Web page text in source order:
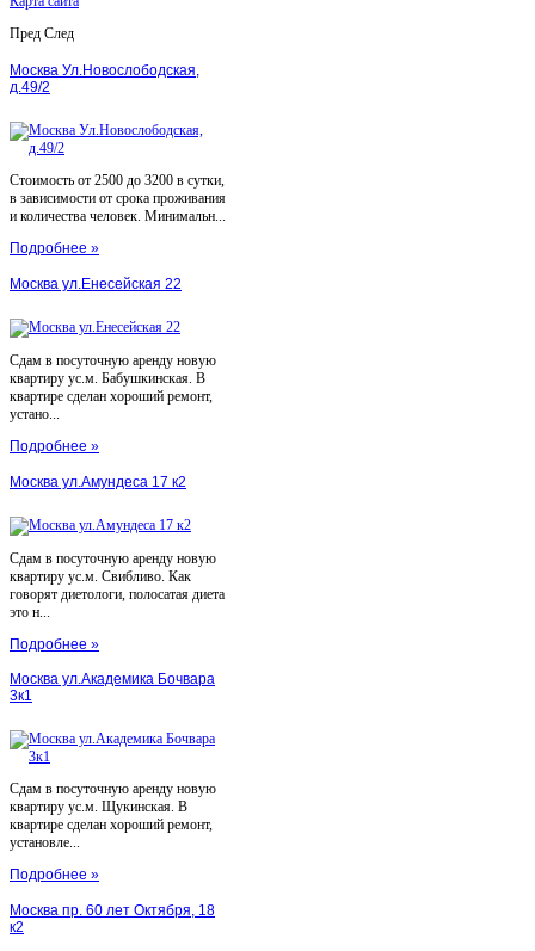
Пред След
Москва Ул.Новослободская,
д.49/2
Стоимость от 2500 до 3200 в сутки,
в зависимости от срока проживания
и количества человек. Минимальн...
Подробнее »
Москва ул.Енесейская 22
Сдам в посуточную аренду новую
квартиру ус.м. Бабушкинская. В
квартире сделан хороший ремонт,
устано...
Подробнее »
Москва ул.Амундеса 17 к2
Сдам в посуточную аренду новую
квартиру ус.м. Свибливо. Как
говорят диетологи, полосатая диета
это н...
Подробнее »
Москва ул.Академика Бочвара
3к1
Сдам в посуточную аренду новую
квартиру ус.м. Щукинская. В
квартире сделан хороший ремонт,
установле...
Подробнее »
Москва пр. 60 лет Октября, 18
к2